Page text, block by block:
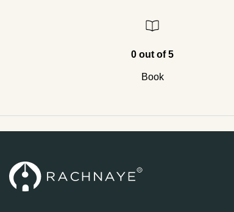
0 out of 5
Book